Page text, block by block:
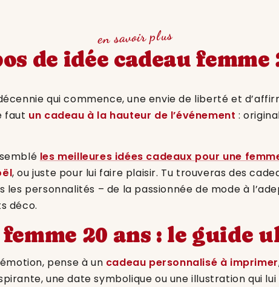
en savoir plus
de idée cadeau femme
qui commence, une envie de liberté et
faut un cadeau à la hauteur de l’événement :
les meilleures idées cadeaux pour une
, ou juste pour lui faire plaisir. Tu trouveras des
les personnalités – de la passionnée de mode à
déco.
20 ans : le guide
pense à un cadeau personnalisé à imprimer
une date symbolique ou une illustration qui lui